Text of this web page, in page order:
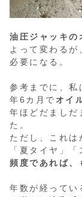
油圧ジャッキの
よって変わるが
必要になる。
参考までに、
年6カ月で オイ
年ほどだましだ
た。
ただし、これは
「夏タイヤ」
頻度であれば、
年数が経ってい